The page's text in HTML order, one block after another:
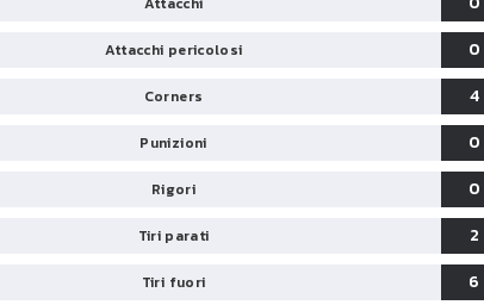
Attacchi pericolosi
0
Corners
4
Punizioni
0
Rigori
0
Tiri parati
2
Tiri fuori
6